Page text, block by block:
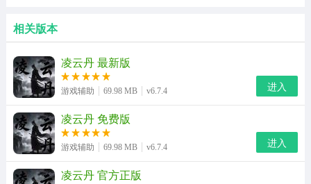
据，准确把握自己的竞争劣势和优势，为战术的合理制定
提供强有力的支持，使玩家在游戏中更有针对性，进一步
提高他们的竞争表现。
亮点是支持自动保存玩家的游戏参数设置，实现永久数据
存储。下次打开软件时，可以直接调用之前的设置，无需
重复调整，节省了操作时间，使用起来更加方便无忧。
相关版本
凌云丹 最新版
游戏辅助 69.98 MB v6.7.4 进入
凌云丹 免费版
游戏辅助 69.98 MB v6.7.4 进入
凌云丹 官方正版